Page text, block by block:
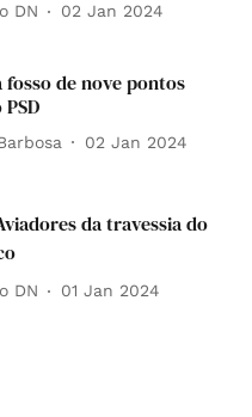
DN 02 Jan 2024
fosso de nove pontos
02 Jan 2024
da travessia do
DN 01 Jan 2024